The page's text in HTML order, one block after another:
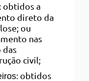
: obtidos a
direto da
ou
nas
das
civil;
: obtidos